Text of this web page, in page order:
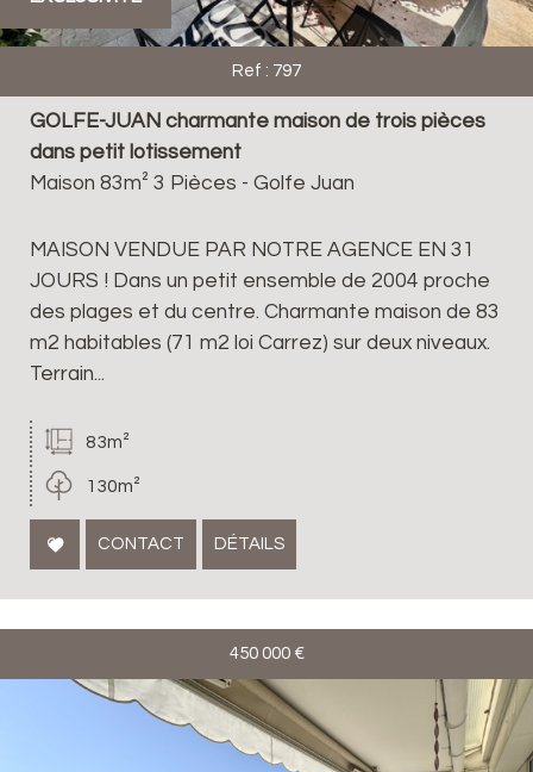
Ref : 797
GOLFE-JUAN charmante maison de trois pièces
dans petit lotissement
Maison 83m² 3 Pièces - Golfe Juan
MAISON VENDUE PAR NOTRE AGENCE EN 31
JOURS ! Dans un petit ensemble de 2004 proche
des plages et du centre. Charmante maison de 83
m2 habitables (71 m2 loi Carrez) sur deux niveaux.
Terrain...
83m²
130m²
CONTACT DÉTAILS
450 000 €